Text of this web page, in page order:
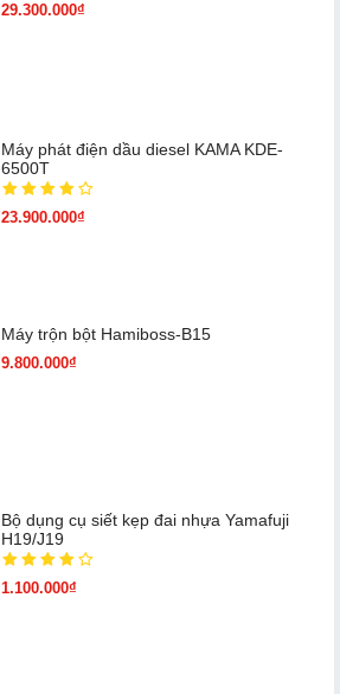
29.300.000₫
Máy phát điện dầu diesel KAMA KDE-
6500T
23.900.000₫
Máy trộn bột Hamiboss-B15
9.800.000₫
Bộ dụng cụ siết kẹp đai nhựa Yamafuji
H19/J19
1.100.000₫